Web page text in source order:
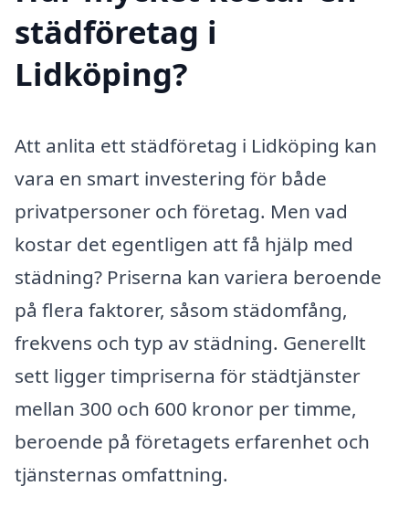
städföretag i
Lidköping?
Att anlita ett städföretag i Lidköping kan
vara en smart investering för både
privatpersoner och företag. Men vad
kostar det egentligen att få hjälp med
städning? Priserna kan variera beroende
på flera faktorer, såsom städomfång,
frekvens och typ av städning. Generellt
sett ligger timpriserna för städtjänster
mellan 300 och 600 kronor per timme,
beroende på företagets erfarenhet och
tjänsternas omfattning.